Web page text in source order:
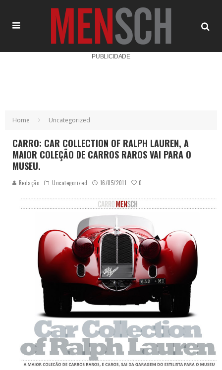
PUBLICIDADE
Home Uncategorized
CARRO: CAR COLLECTION OF RALPH LAUREN, A
MAIOR COLEÇÃO DE CARROS RAROS VAI PARA O
MUSEU.
Redação Uncategorized 16/05/2011 0